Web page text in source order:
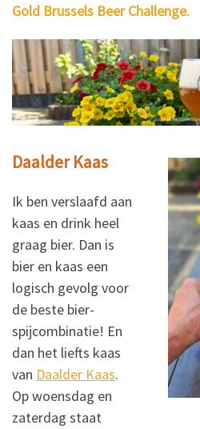
Gold Brussels Beer Challenge.
Daalder Kaas
Ik ben verslaafd aan
kaas en drink heel
graag bier. Dan is
bier en kaas een
logisch gevolg voor
de beste bier-
spijcombinatie! En
dan het liefts kaas
van Daalder Kaas.
Op woensdag en
zaterdag staat